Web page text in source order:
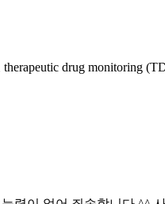
drug monitoring